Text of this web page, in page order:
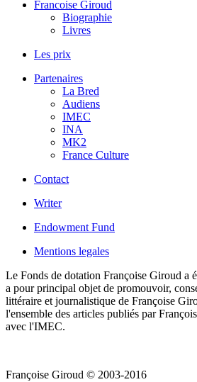
Francoise Giroud
Biographie
Livres
Les prix
Partenaires
La Bred
Audiens
IMEC
INA
MK2
France Culture
Contact
Writer
Endowment Fund
Mentions legales
Le Fonds de dotation Françoise Giroud a
a pour principal objet de promouvoir,
littéraire et journalistique de Françoise
l'ensemble des articles publiés par
avec l'IMEC.
Françoise Giroud © 2003-2016